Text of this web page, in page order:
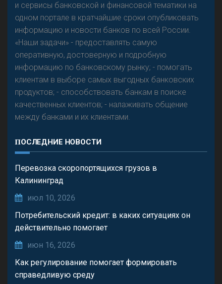
Резкого разворота на рынке автокредитов не
предвидится - «Интервью»
и сервисы банковской и финансовой тематики на
одном портале в кратчайшие сроки опубликовать
информацию и новости банков по всей России.
«Наши задачи» - предоставлять самую
оперативную, достоверную и подробную
информацию по банковскому рынку; - помогать
клиентам в выборе самых выгодных банковских
продуктов; - способствовать банкам в поиске
качественных клиентов; - налаживать общение
между банками и их клиентами.
ПОСЛЕДНИЕ НОВОСТИ
Перевозка скоропортящихся грузов в
Калининград
июл 10, 2026
Потребительский кредит: в каких ситуациях он
действительно помогает
июн 16, 2026
Как регулирование помогает формировать
справедливую среду